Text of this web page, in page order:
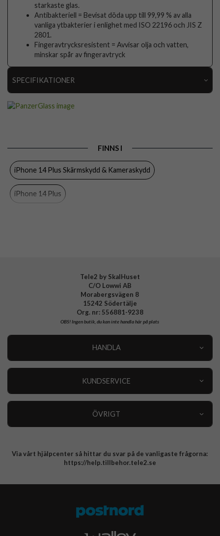
starkaste glas.
Antibakteriell = Bevisat döda upp till 99,99 % av alla
vanliga ytbakterier i enlighet med ISO 22196 och JIS Z
2801.
Fingeravtrycksresistent = Avvisar olja och vatten,
minskar spår av fingeravtryck
SPECIFIKATIONER
Case friendly, Monteringsram
Färg
FINNS I
iPhone 14 Plus Skärmskydd & Kameraskydd
iPhone 14 Plus
Tele2 by SkalHuset
C/O Lowwi AB
Morabergsvägen 8
15242 Södertälje
Org. nr: 556881-9238
OBS!Ingen butik, du kan inte handla här på plats
HANDLA
KUNDSERVICE
ÖVRIGT
Integritetspolicy
Via vårt hjälpcenter så hittar du svar på de vanligaste frågorna:
https://help.tillbehor.tele2.se